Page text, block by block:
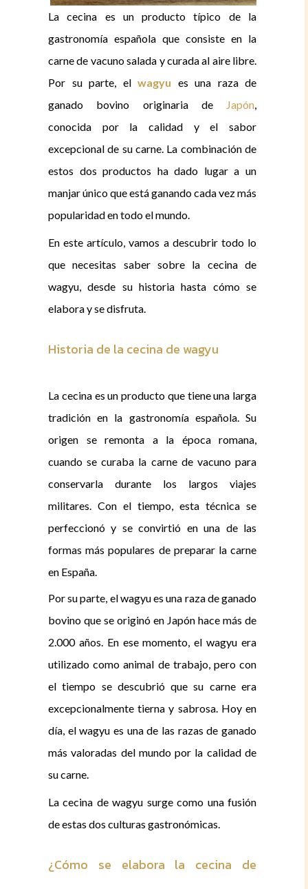
La cecina es un producto típico de la
gastronomía española que consiste en la
carne de vacuno salada y curada al aire libre.
Por su parte, el wagyu es una raza de
ganado bovino originaria de
Japón,
conocida por la calidad y el sabor
excepcional de su carne. La combinación de
estos dos productos ha dado lugar a un
manjar único que está ganando cada vez más
popularidad en todo el mundo.
En este artículo, vamos a descubrir todo lo
que necesitas saber sobre la cecina de
wagyu, desde su historia hasta cómo se
elabora y se disfruta.
Historia de la cecina de wagyu
La cecina es un producto que tiene una larga
tradición en la gastronomía española. Su
origen se remonta a la época romana,
cuando se curaba la carne de vacuno para
conservarla durante los largos viajes
militares. Con el tiempo, esta técnica se
perfeccionó y se convirtió en una de las
formas más populares de preparar la carne
en España.
Por su parte, el wagyu es una raza de ganado
bovino que se originó en Japón hace más de
2.000 años. En ese momento, el wagyu era
utilizado como animal de trabajo, pero con
el tiempo se descubrió que su carne era
excepcionalmente tierna y sabrosa. Hoy en
día, el wagyu es una de las razas de ganado
más valoradas del mundo por la calidad de
su carne.
La cecina de wagyu surge como una fusión
de estas dos culturas gastronómicas.
¿Cómo se elabora la cecina de